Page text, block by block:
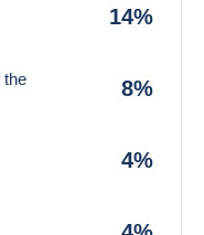
14%
the 8%
4%